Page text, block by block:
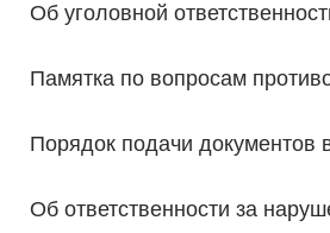
Об уголовной
Памятка по вопросам
Порядок подачи документов
Об ответственности за